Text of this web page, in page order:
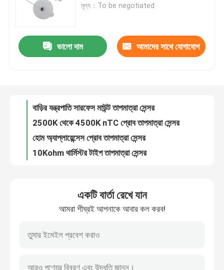
VR প্রদর্শন
কারখানা ভ্রমণ
মান নিয়ন্ত্রণ
মেডিকেল তাপমাত্রা সেন্সর
সারফেস মাউন্ট তাপমাত্রা সেন্সর
এনটিসি তাপমাত্রা সেন্সর
মূল্য：To be negotiated
ভালো দাম আমাদের সাথে যোগাযোগ
বাড়ির যন্ত্রপাতি সারফেস মাউন্ট তাপমাত্রা সেন্সর
2500K-4500K এনটিসি থার্মিস্টার এনটিসি থার্মাল চিপ
একটি বার্তা রেখে যান
আমরা শীঘ্রই আপনাকে আবার কল করব!